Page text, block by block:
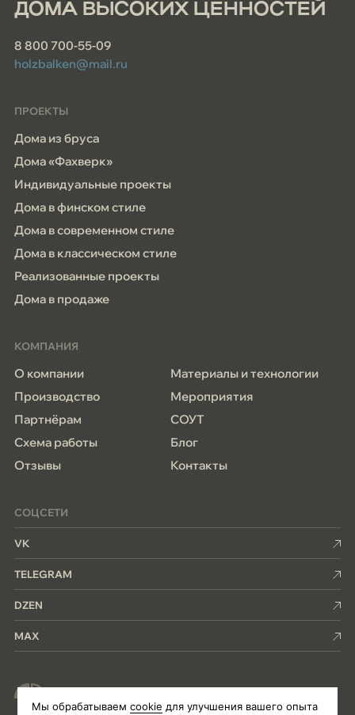
ДОМА ВЫСОКИХ ЦЕННОСТЕЙ
8 800 700-55-09
holzbalken@mail.ru
ПРОЕКТЫ
Дома из бруса
Дома «Фахверк»
Индивидуальные проекты
Дома в финском стиле
Дома в современном стиле
Дома в классическом стиле
Реализованные проекты
Дома в продаже
КОМПАНИЯ
О компании
Производство
Партнёрам
Схема работы
Отзывы
Материалы и технологии
Мероприятия
СОУТ
Блог
Контакты
СОЦСЕТИ
VK
TELEGRAM
DZEN
MAX
домостроения